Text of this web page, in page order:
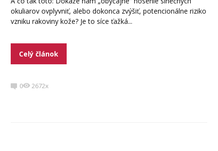
okuliarov ovplyvniť, alebo dokonca zvýšiť, potencionálne riziko
vzniku rakoviny kože? Je to síce ťažká...
Celý článok
0 2672x